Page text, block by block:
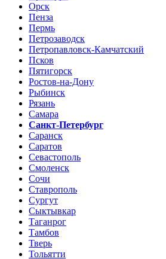
Орск
Пенза
Пермь
Петрозаводск
Петропавловск-Камчатский
Псков
Пятигорск
Ростов-на-Дону
Рыбинск
Рязань
Самара
Санкт-Петербург
Саранск
Саратов
Севастополь
Смоленск
Сочи
Ставрополь
Сургут
Сыктывкар
Таганрог
Тамбов
Тверь
Тольятти